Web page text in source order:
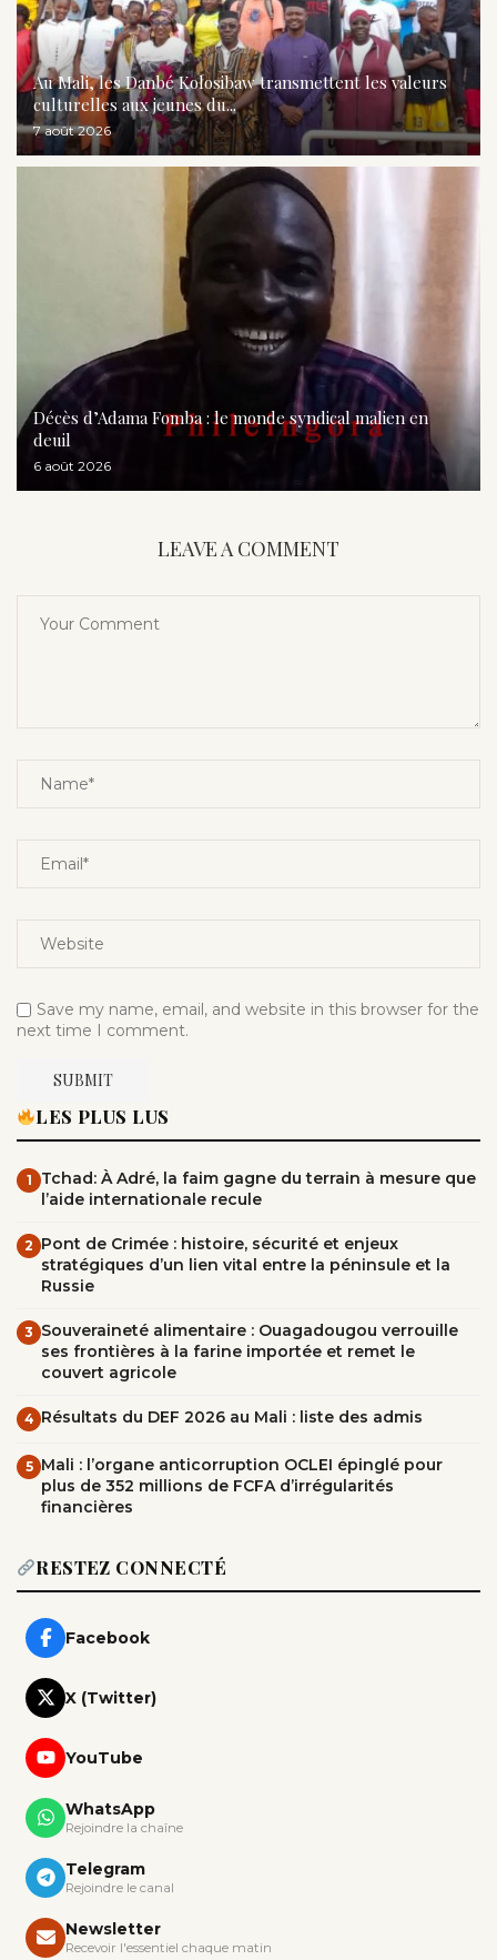
Au Mali, les Danbé Kolosibaw transmettent les valeurs
culturelles aux jeunes du...
7 août 2026
Décès d’Adama Fomba : le monde syndical malien en
deuil
6 août 2026
LEAVE A COMMENT
Save my name, email, and website in this browser for the
next time I comment.
LES PLUS LUS
1
Tchad: À Adré, la faim gagne du terrain à mesure que
l’aide internationale recule
2 Pont de Crimée : histoire, sécurité et enjeux
stratégiques d’un lien vital entre la péninsule et la
Russie
3 Souveraineté alimentaire : Ouagadougou verrouille
ses frontières à la farine importée et remet le
couvert agricole
4 Résultats du DEF 2026 au Mali : liste des admis
5 Mali : l’organe anticorruption OCLEI épinglé pour
plus de 352 millions de FCFA d’irrégularités
financières
RESTEZ CONNECTÉ
Facebook
X (Twitter)
YouTube
WhatsApp
Rejoindre la chaîne
Telegram
Rejoindre le canal
Newsletter
Recevoir l'essentiel chaque matin